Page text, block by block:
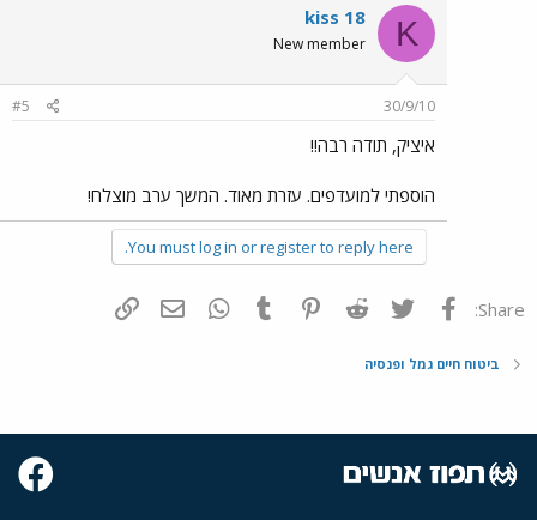
K
kiss 18
New member
30/9/10
#5
איציק, תודה רבה!!
הוספתי למועדפים. עזרת מאוד. המשך ערב מוצלח!
You must log in or register to reply here.
Share: פייסבוק Twitter
Reddit
Pinterest
Tumblr
WhatsAppדואר אלקטרוני
ביטוח חיים גמל ופנסיה